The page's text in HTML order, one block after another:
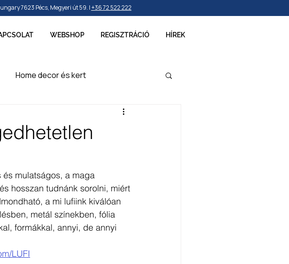
7623 Pécs, Megyeri út 59. |+36 72 522 222
WEBSHOP REGISZTRÁCIÓ HÍREK
Home decor és kert
mulatságos, a maga
hosszan tudnánk sorolni, miért
a mi lufiink kiválóan
metál színekben, fólia
formákkal, annyi, de annyi
LUFI